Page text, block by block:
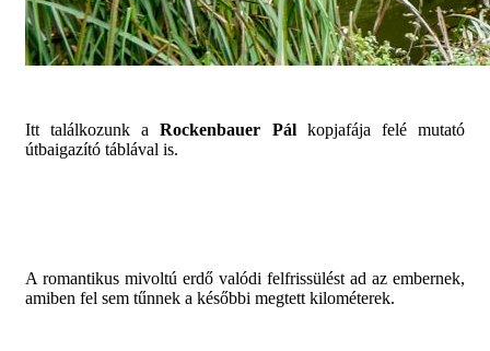
Itt találkozunk aRockenbauer Pálkopjafája felé mutató
útbaigazító táblával is.
A romantikus mivoltú erdő valódi felfrissülést ad az embernek,
amiben fel sem tűnnek a későbbi megtett kilométerek.